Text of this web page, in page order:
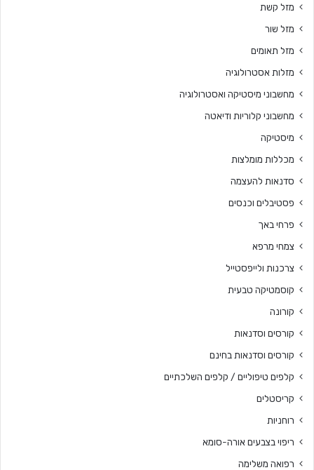
מזל קשת
מזל שור
מזל תאומים
מזלות אסטרולוגיה
מחשבוני מיסטיקה ואסטרולוגיה
מחשבוני קלוריות ודיאטה
מיסטיקה
מכללות מומלצות
סדנאות להעצמה
פסטיבלים וכנסים
פרחי באך
צמחי מרפא
צרכנות ולייפסטייל
קוסמטיקה טבעית
קורונה
קורסים וסדנאות
קורסים וסדנאות בחינם
קלפים טיפוליים / קלפים השלכתיים
קריסטלים
רוחניות
ריפוי בצבעים אורה-סומא
רפואה משלימה